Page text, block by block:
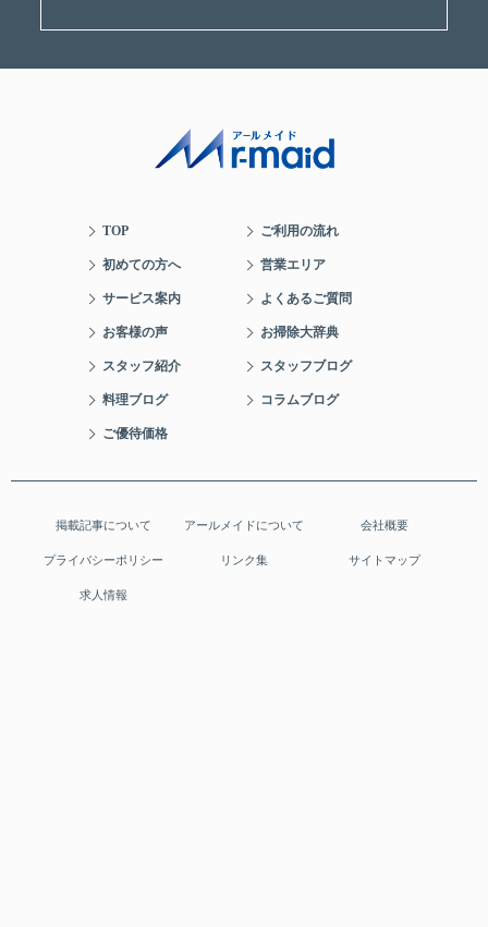
TOP ご利用の流れ
初めての方へ 営業エリア
サービス案内 よくあるご質問
お客様の声 お掃除大辞典
スタッフ紹介 スタッフブログ
料理ブログ コラムブログ
ご優待価格
掲載記事について アールメイドについて 会社概要
プライバシーポリシー リンク集 サイトマップ
求人情報